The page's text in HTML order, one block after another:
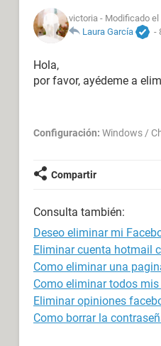
victoria - Modificado el
Laura García
-
Hola,
por favor, ayédeme a
Configuración: Windows /
Compartir
Consulta también:
Deseo eliminar mi
Eliminar cuenta hotmail
Como eliminar una
Como eliminar todos
Eliminar opiniones
Como borrar la